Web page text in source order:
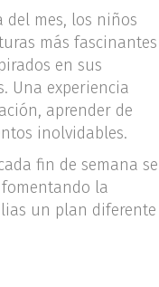
del mes, los niños
más fascinantes
en sus
Una experiencia
aprender de
inolvidables.
fin de semana se
la
un plan diferente